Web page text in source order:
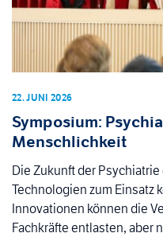
Symposium:
Menschlichkeit
22. JUNI 2026
Die Zukunft der
Technologien zum Einsatz
Innovationen können die
Fachkräfte entlasten, aber